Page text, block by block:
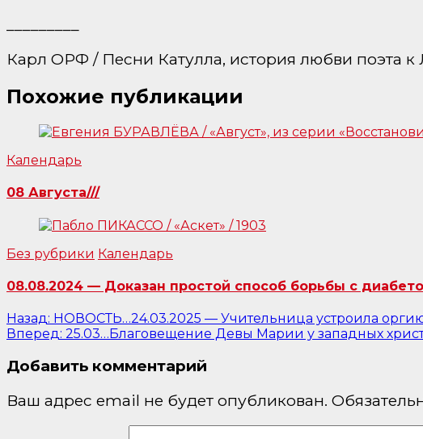
Карл ОРФ / Песни Катулла, история любви поэта
Похожие публикации
Календарь
08 Августа///
Без рубрики Календарь
08.08.2024 — Доказан простой способ борьбы с
Навигация
по
записям
Назад: НОВОСТЬ…24.03.2025 — Учительница устроила
Вперед: 25.03…Благовещение Девы Марии у западных
Добавить комментарий
Ваш адрес email не будет опубликован.